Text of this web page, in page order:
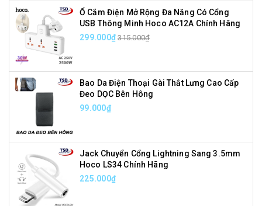
Ổ Cắm Điện Mở Rộng Đa Năng Có Cổng
USB Thông Minh Hoco AC12A Chính Hãng
299.000₫ 315.000₫
Bao Da Điện Thoại Gài Thắt Lưng Cao Cấp
Đeo DỌC Bên Hông
99.000₫
Jack Chuyển Cổng Lightning Sang 3.5mm
Hoco LS34 Chính Hãng
225.000₫